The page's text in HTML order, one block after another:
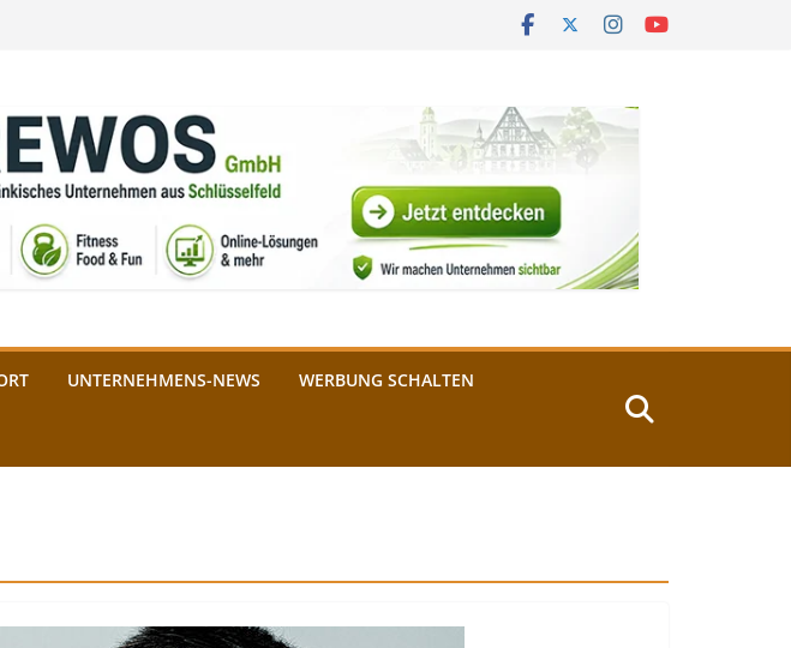
UNTERNEHMENS-NEWS WERBUNG SCHALTEN